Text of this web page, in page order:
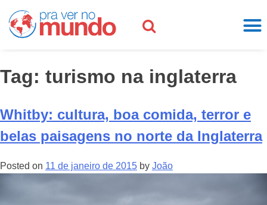
Tag: turismo na inglaterra
Whitby: cultura, boa comida, terror e
belas paisagens no norte da Inglaterra
Posted on 11 de janeiro de 2015 by João